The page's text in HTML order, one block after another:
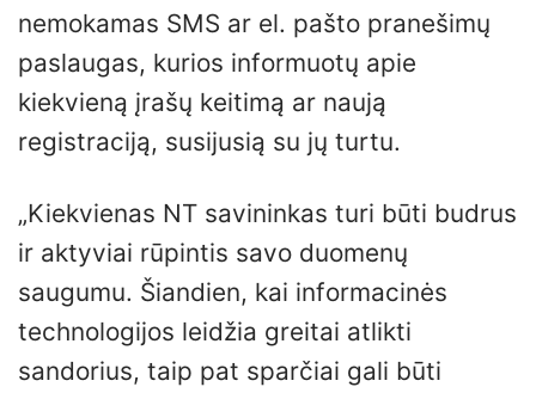
nemokamas SMS ar el. pašto pranešimų
paslaugas, kurios informuotų apie
kiekvieną įrašų keitimą ar naują
registraciją, susijusią su jų turtu.
„Kiekvienas NT savininkas turi būti budrus
ir aktyviai rūpintis savo duomenų
saugumu. Šiandien, kai informacinės
technologijos leidžia greitai atlikti
sandorius, taip pat sparčiai gali būti